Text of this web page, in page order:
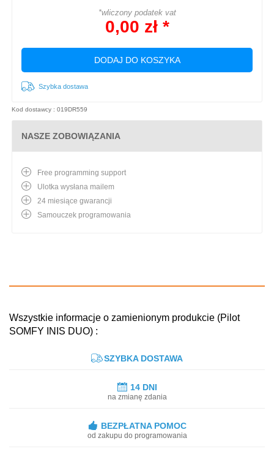
*wliczony podatek vat
0,00 zł *
DODAJ DO KOSZYKA
Szybka dostawa
Kod dostawcy : 019DR559
NASZE ZOBOWIĄZANIA
Free programming support
Ulotka wysłana mailem
24 miesiące gwarancji
Samouczek programowania
Wszystkie informacje o zamienionym produkcie (Pilot
SOMFY INIS DUO) :
SZYBKA DOSTAWA
14 DNI
na zmianę zdania
BEZPŁATNA POMOC
od zakupu do programowania